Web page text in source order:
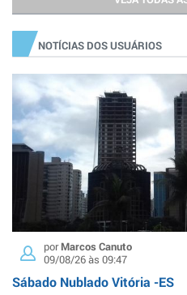
NOTÍCIAS DOS USUÁRIOS
porMarcos Canuto
09/08/26 às 09:47
Sábado Nublado Vitória -ES